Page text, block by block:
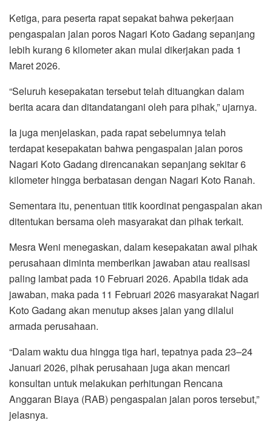
Ketiga, para peserta rapat sepakat bahwa pekerjaan
pengaspalan jalan poros Nagari Koto Gadang sepanjang
lebih kurang 6 kilometer akan mulai dikerjakan pada 1
Maret 2026.
“Seluruh kesepakatan tersebut telah dituangkan dalam
berita acara dan ditandatangani oleh para pihak,” ujarnya.
Ia juga menjelaskan, pada rapat sebelumnya telah
terdapat kesepakatan bahwa pengaspalan jalan poros
Nagari Koto Gadang direncanakan sepanjang sekitar 6
kilometer hingga berbatasan dengan Nagari Koto Ranah.
Sementara itu, penentuan titik koordinat pengaspalan akan
ditentukan bersama oleh masyarakat dan pihak terkait.
Mesra Weni menegaskan, dalam kesepakatan awal pihak
perusahaan diminta memberikan jawaban atau realisasi
paling lambat pada 10 Februari 2026. Apabila tidak ada
jawaban, maka pada 11 Februari 2026 masyarakat Nagari
Koto Gadang akan menutup akses jalan yang dilalui
armada perusahaan.
“Dalam waktu dua hingga tiga hari, tepatnya pada 23–24
Januari 2026, pihak perusahaan juga akan mencari
konsultan untuk melakukan perhitungan Rencana
Anggaran Biaya (RAB) pengaspalan jalan poros tersebut,”
jelasnya.